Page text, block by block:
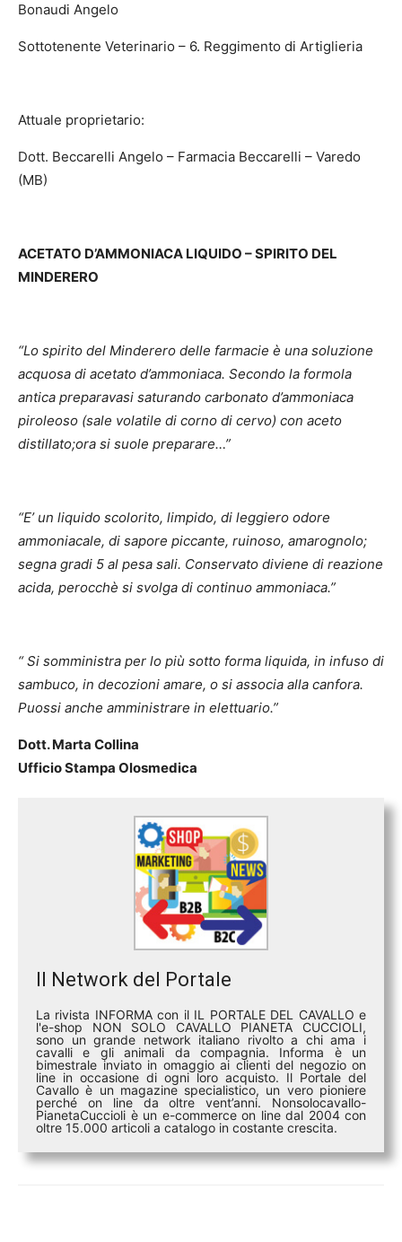
Bonaudi Angelo
Sottotenente Veterinario – 6. Reggimento di Artiglieria
Attuale proprietario:
Dott. Beccarelli Angelo – Farmacia Beccarelli – Varedo
(MB)
ACETATO D’AMMONIACA LIQUIDO – SPIRITO DEL
MINDERERO
“Lo spirito del Minderero delle farmacie è una soluzione
acquosa di acetato d’ammoniaca. Secondo la formola
antica preparavasi saturando carbonato d’ammoniaca
piroleoso (sale volatile di corno di cervo) con aceto
distillato;ora si suole preparare…”
“E’ un liquido scolorito, limpido, di leggiero odore
ammoniacale, di sapore piccante, ruinoso, amarognolo;
segna gradi 5 al pesa sali. Conservato diviene di reazione
acida, perocchè si svolga di continuo ammoniaca.”
“ Si somministra per lo più sotto forma liquida, in infuso di
sambuco, in decozioni amare, o si associa alla canfora.
Puossi anche amministrare in elettuario.”
Dott. Marta Collina
Ufficio Stampa Olosmedica
Il Network del Portale
La rivista INFORMA con il IL PORTALE DEL CAVALLO e
l'e-shop NON SOLO CAVALLO PIANETA CUCCIOLI,
sono un grande network italiano rivolto a chi ama i
cavalli e gli animali da compagnia. Informa è un
bimestrale inviato in omaggio ai clienti del negozio on
line in occasione di ogni loro acquisto. Il Portale del
Cavallo è un magazine specialistico, un vero pioniere
perché on line da oltre vent’anni. Nonsolocavallo-
PianetaCuccioli è un e-commerce on line dal 2004 con
oltre 15.000 articoli a catalogo in costante crescita.